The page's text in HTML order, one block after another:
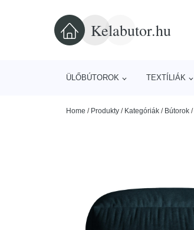
Kelabutor.hu
ÜLŐBÚTOROK TEXTÍLIÁK
Home / Produkty / Kategóriák / Bútorok /